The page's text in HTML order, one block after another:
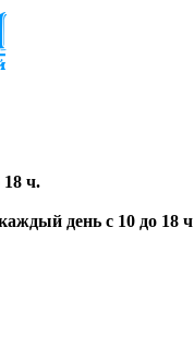
18 ч.
день с 10 до 18 ч